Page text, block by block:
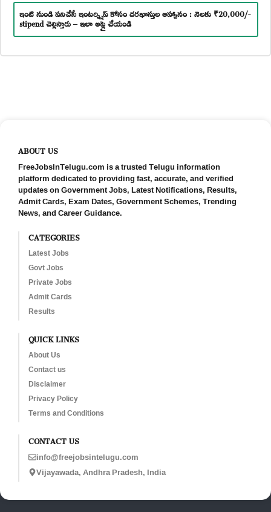
ఇంటి నుండి పనిచేసే ఇంటర్న్షిప్ కోసం దరఖాస్తుల ఆహ్వానం : నెలకు ₹20,000/-
stipend చెల్లిస్తారు – ఇలా అప్లై చేయండి
ABOUT US
FreeJobsInTelugu.com is a trusted Telugu information
platform dedicated to providing fast, accurate, and verified
updates on Government Jobs, Latest Notifications, Results,
Admit Cards, Exam Dates, Government Schemes, Trending
News, and Career Guidance.
CATEGORIES
Latest Jobs
Govt Jobs
Private Jobs
Admit Cards
Results
QUICK LINKS
About Us
Contact us
Disclaimer
Privacy Policy
Terms and Conditions
CONTACT US
info@freejobsintelugu.com
Vijayawada, Andhra Pradesh, India